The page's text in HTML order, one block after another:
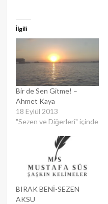
İlgili
Bir de Sen Gitme! –
Ahmet Kaya
18 Eylül 2013
"Sezen ve Diğerleri" içinde
BIRAK BENİ-SEZEN
AKSU